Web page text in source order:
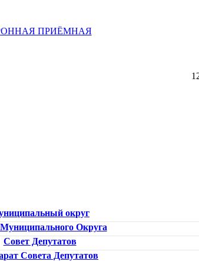
ПРИЁМНАЯ
округ
Округа
Совет Депутатов
Совета Депутатов